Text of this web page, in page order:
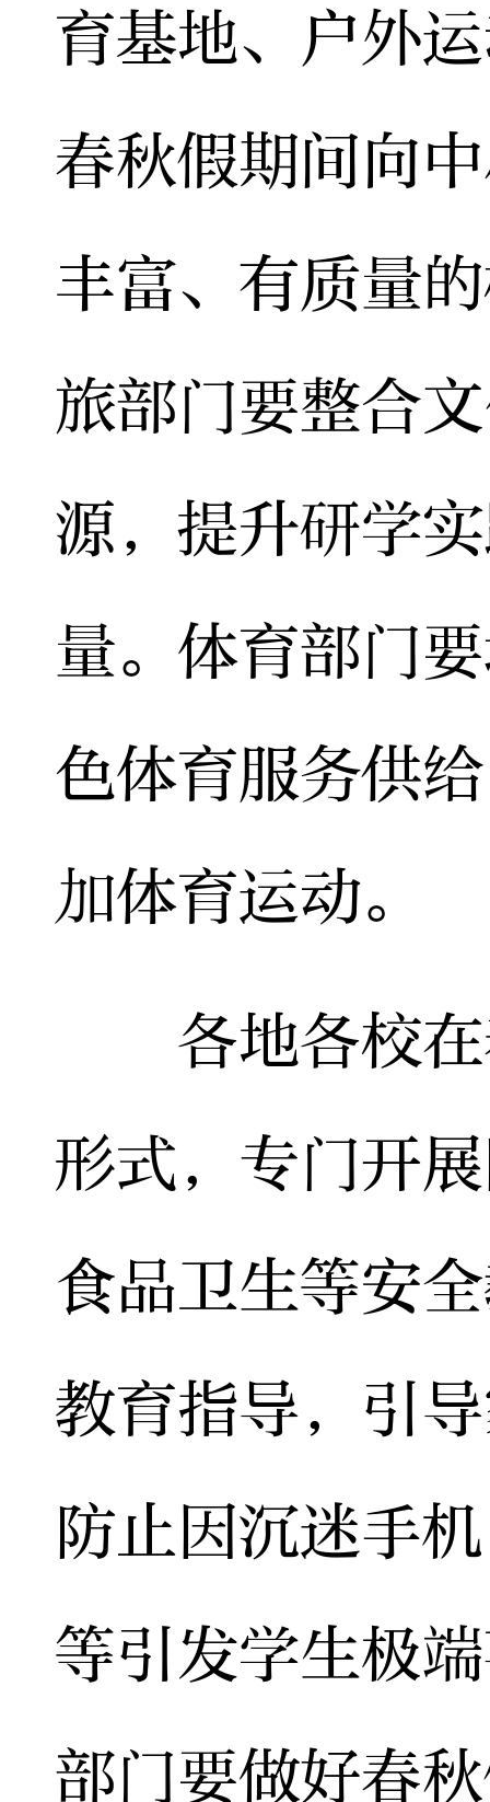
育基地、户外
春秋假期间向
丰富、有质量
旅部门要整合
源，提升研学
量。体育部门
色体育服务供
加体育运动。
各地各校在
形式，专门开
食品卫生等安
教育指导，引
防止因沉迷手
等引发学生极
部门要做好春